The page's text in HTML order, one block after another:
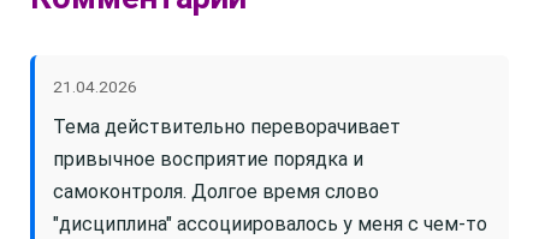
21.04.2026
Тема действительно переворачивает
привычное восприятие порядка и
самоконтроля. Долгое время слово
"дисциплина" ассоциировалось у меня с чем-то